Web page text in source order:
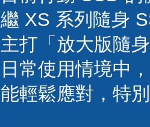
繼 XS 系列隨身
主打「放大版隨
日常使用情境中
能輕鬆應對，特